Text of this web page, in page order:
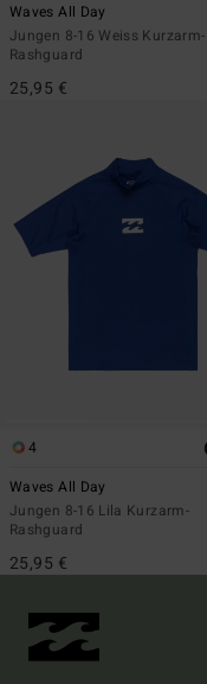
Waves All Day
Jungen 8-16 Weiss Kurzarm-
Rashguard
25,95 €
4
Waves All Day
Jungen 8-16 Lila Kurzarm-
Rashguard
25,95 €